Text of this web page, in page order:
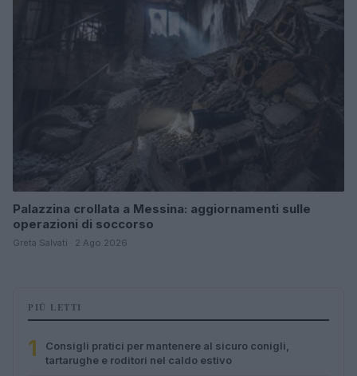
Palazzina crollata a Messina: aggiornamenti sulle
operazioni di soccorso
Greta Salvati · 2 Ago 2026
PIÙ LETTI
1
Consigli pratici per mantenere al sicuro conigli,
tartarughe e roditori nel caldo estivo